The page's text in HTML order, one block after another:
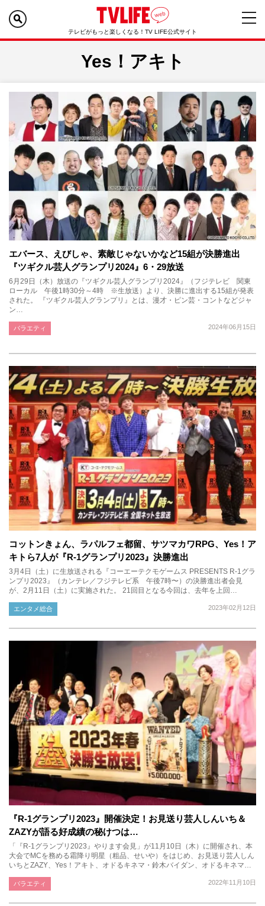
テレビがもっと楽しくなる！TV LIFE公式サイト
Yes！アキト
エバース、えびしゃ、素敵じゃないかなど15組が決勝進出
『ツギクル芸人グランプリ2024』6・29放送
6月29日（木）放送の『ツギクル芸人グランプリ2024』（フジテレビ 関東
ローカル 午後1時30分～4時 ※生放送）より、決勝に進出する15組が発表
された。 『ツギクル芸人グランプリ』とは、漫才・ピン芸・コントなどジャ
ン…
2024年06月15日
バラエティ
コットンきょん、ラパルフェ都留、サツマカワRPG、Yes！ア
キトら7人が『R-1グランプリ2023』決勝進出
3月4日（土）に生放送される『コーエーテクモゲームス PRESENTS R-1グラ
ンプリ2023』（カンテレ／フジテレビ系 午後7時〜）の決勝進出者会見
が、2月11日（土）に実施された。 21回目となる今回は、去年を上回…
2023年02月12日
エンタメ総合
『R-1グランプリ2023』開催決定！お見送り芸人しんいち＆
ZAZYが語る好成績の秘けつは…
「『R-1グランプリ2023』やります会見」が11月10日（木）に開催され、本
大会でMCを務める霜降り明星（粗品、せいや）をはじめ、お見送り芸人しん
いちとZAZY、Yes！アキト、オドるキネマ・鈴木バイダン、オドるキネマ…
2022年11月10日
バラエティ